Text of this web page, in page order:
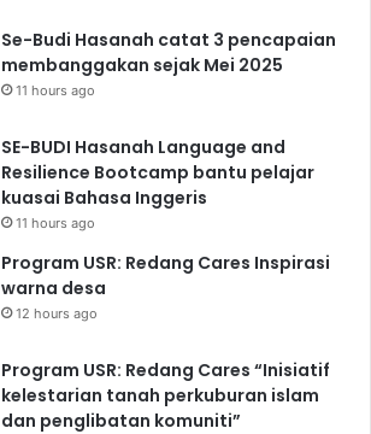
Se-Budi Hasanah catat 3 pencapaian
membanggakan sejak Mei 2025
11 hours ago
SE-BUDI Hasanah Language and
Resilience Bootcamp bantu pelajar
kuasai Bahasa Inggeris
11 hours ago
Program USR: Redang Cares Inspirasi
warna desa
12 hours ago
Program USR: Redang Cares “Inisiatif
kelestarian tanah perkuburan islam
dan penglibatan komuniti”